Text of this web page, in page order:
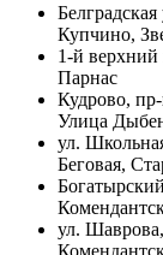
Купчино,
1-й верхний
Парнас
Кудрово,
Улица
ул.
Беговая,
ул.